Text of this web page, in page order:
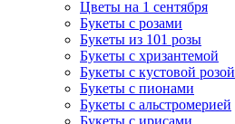
Цветы на 1 сентября
Букеты с розами
Букеты из 101 розы
Букеты с хризантемой
Букеты с кустовой розой
Букеты с пионами
Букеты с альстромерией
Букеты с ирисами